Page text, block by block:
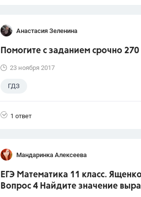
Анастасия Зеленина
Помогите с заданием срочно 270
23 ноября 2017
ГДЗ
1 ответ
Мандаринка Алексеева
ЕГЭ Математика 11 класс.
Вопрос 4 Найдите значение